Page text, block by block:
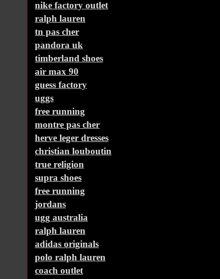
nike factory outlet
ralph lauren
tn pas cher
pandora uk
timberland shoes
air max 90
guess factory
uggs
free running
montre pas cher
herve leger dresses
christian louboutin
true religion
supra shoes
free running
jordans
ugg australia
ralph lauren
adidas originals
polo ralph lauren
coach outlet